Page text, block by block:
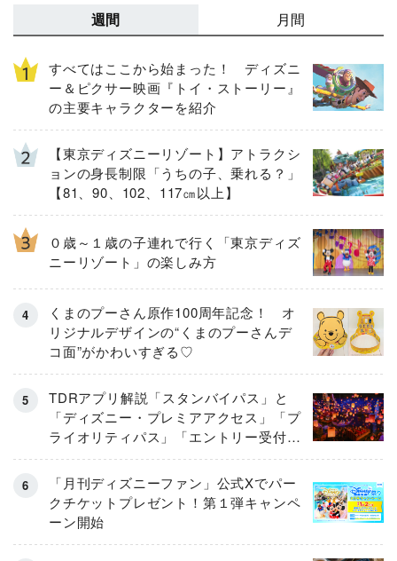
週間 月間
すべてはここから始まった！ ディズニ
ー＆ピクサー映画『トイ・ストーリー』
の主要キャラクターを紹介
【東京ディズニーリゾート】アトラクシ
ョンの身長制限「うちの子、乗れる？」
【81、90、102、117㎝以上】
０歳～１歳の子連れで行く「東京ディズ
ニーリゾート」の楽しみ方
くまのプーさん原作100周年記念！ オ
リジナルデザインの“くまのプーさんデ
コ面”がかわいすぎる♡
TDRアプリ解説「スタンバイパス」と
「ディズニー・プレミアアクセス」「プ
ライオリティパス」「エントリー受付」
とは
「月刊ディズニーファン」公式Xでパー
クチケットプレゼント！第１弾キャンペ
ーン開始